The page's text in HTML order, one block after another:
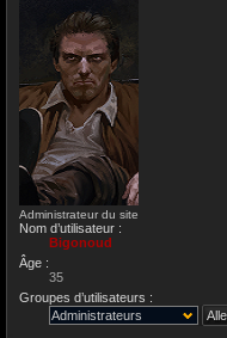
Administrateur du site
Nom d’utilisateur :
Bigonoud
Âge :
35
Groupes d’utilisateurs :